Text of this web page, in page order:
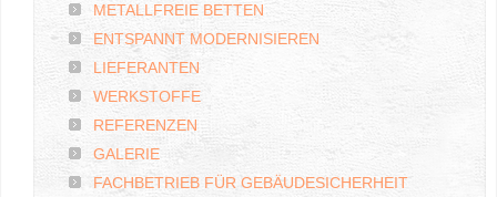
METALLFREIE BETTEN
ENTSPANNT MODERNISIEREN
LIEFERANTEN
WERKSTOFFE
REFERENZEN
GALERIE
FACHBETRIEB FÜR GEBÄUDESICHERHEIT